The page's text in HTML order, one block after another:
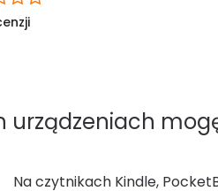
urządzeniach
Na czytnikach Kindle,